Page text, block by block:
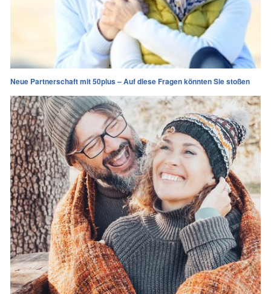
Neue Partnerschaft mit 50plus – Auf diese Fragen könnten Sie stoßen